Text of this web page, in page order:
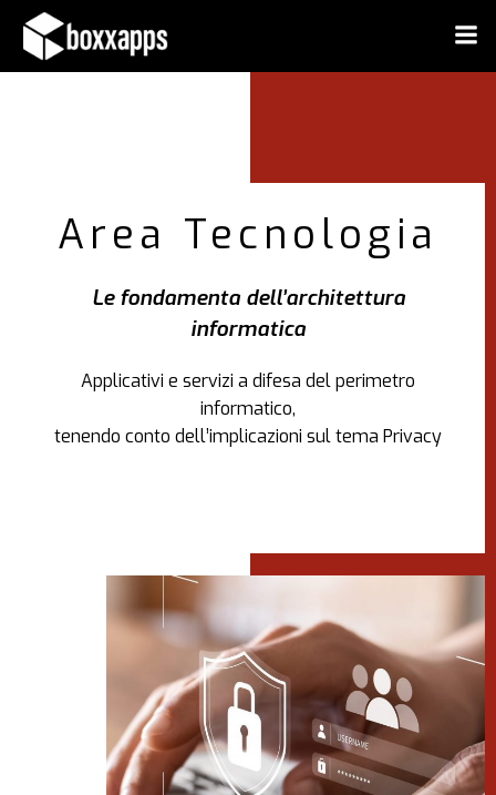
Area Tecnologia
Le fondamenta dell’architettura
informatica
Applicativi e servizi a difesa del perimetro
informatico,
tenendo conto dell’implicazioni sul tema Privacy